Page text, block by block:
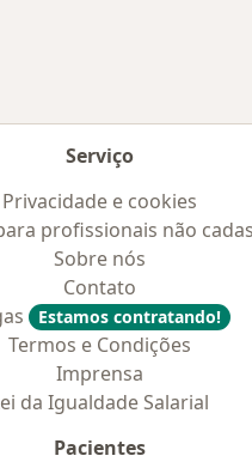
Serviço
Privacidade e cookies
profissionais não
Sobre nós
Contato
Estamos contratando!
Termos e Condições
Imprensa
da Igualdade Salarial
Pacientes